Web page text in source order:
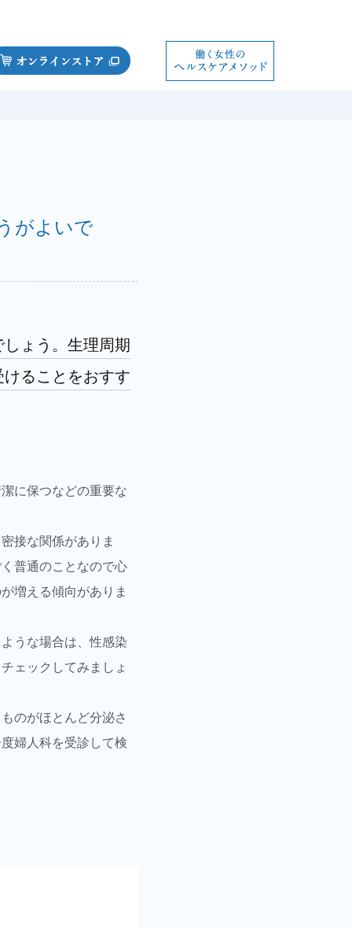
がよいで
ょう。生理周期
ることをおすす
に保つなどの重要な
接な関係がありま
普通のことなので心
増える傾向がありま
うな場合は、性感染
ェックしてみましょ
のがほとんど分泌さ
婦人科を受診して検